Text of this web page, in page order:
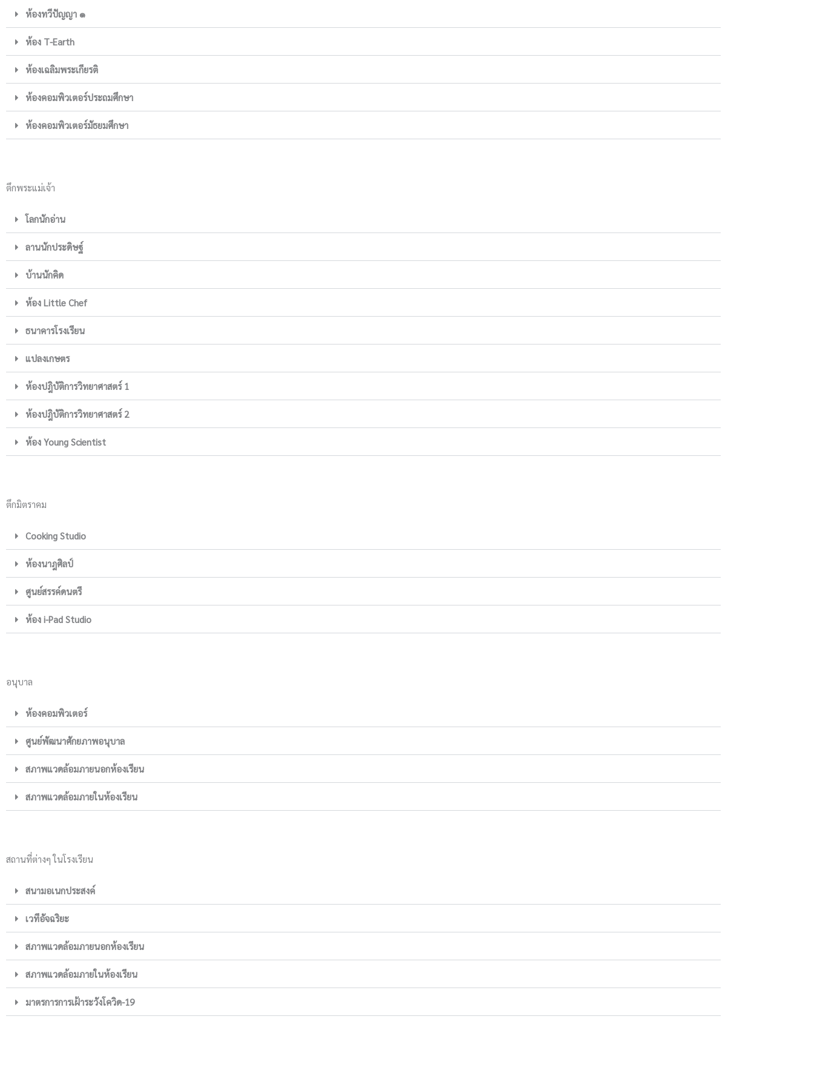
ห้องทวีปัญญา ๑
ห้อง T-Earth
ห้องเฉลิมพระเกียรติ
ห้องคอมพิวเตอร์ประถมศึกษา
ห้องคอมพิวเตอร์มัธยมศึกษา
ตึกพระแม่เจ้า
โลกนักอ่าน
ลานนักประดิษฐ์
บ้านนักคิด
ห้อง Little Chef
ธนาคารโรงเรียน
แปลงเกษตร
ห้องปฎิบัติการวิทยาศาสตร์ 1
ห้องปฎิบัติการวิทยาศาสตร์ 2
ห้อง Young Scientist
ตึกมิตราคม
Cooking Studio
ห้องนาฎศิลป์
ศูนย์สรรค์ดนตรี
ห้อง i-Pad Studio
อนุบาล
ห้องคอมพิวเตอร์
ศูนย์พัฒนาศักยภาพอนุบาล
สภาพแวดล้อมภายนอกห้องเรียน
สภาพแวดล้อมภายในห้องเรียน
สถานที่ต่างๆ ในโรงเรียน
สนามอเนกประสงค์
เวทีอัจฉริยะ
สภาพแวดล้อมภายนอกห้องเรียน
สภาพแวดล้อมภายในห้องเรียน
มาตรการการเฝ้าระวังโควิด-19